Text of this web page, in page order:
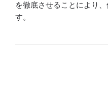
を徹底させることにより
す。